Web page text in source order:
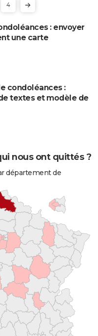
4
: envoyer
une carte
condoléances :
textes et modèle de
nous ont quittés ?
département de